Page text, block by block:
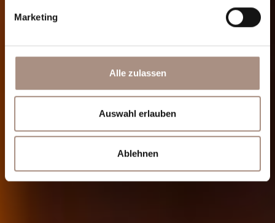
Marketing
Alle zulassen
Auswahl erlauben
Ablehnen